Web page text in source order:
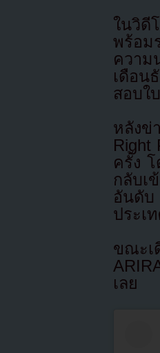
ในวิดี
พร้อม
ความ
เดือน
สอบใ
หลังข่
Right
ครั้ง
กลับเ
อันดับ
ประเ
ขณะ
เลย